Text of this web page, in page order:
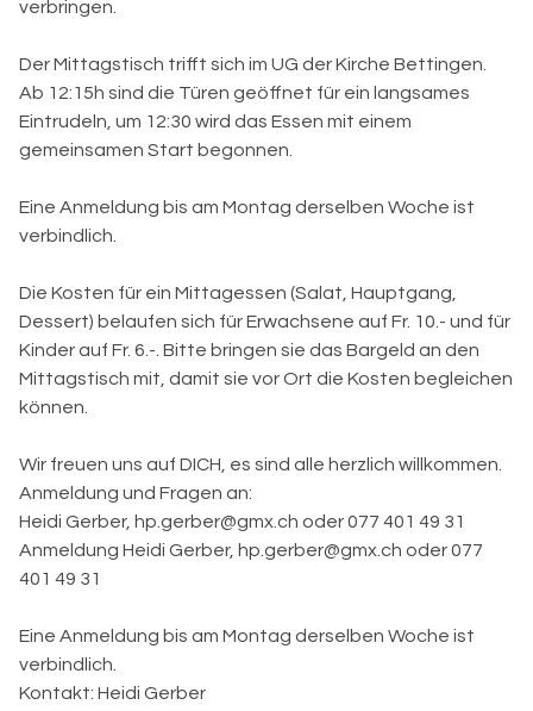
verbringen.
Der Mittagstisch trifft sich im UG der Kirche Bettingen.
Ab 12:15h sind die Türen geöffnet für ein langsames
Eintrudeln, um 12:30 wird das Essen mit einem
gemeinsamen Start begonnen.
Eine Anmeldung bis am Montag derselben Woche ist
verbindlich.
Die Kosten für ein Mittagessen (Salat, Hauptgang,
Dessert) belaufen sich für Erwachsene auf Fr. 10.- und für
Kinder auf Fr. 6.-. Bitte bringen sie das Bargeld an den
Mittagstisch mit, damit sie vor Ort die Kosten begleichen
können.
Wir freuen uns auf DICH, es sind alle herzlich willkommen.
Anmeldung und Fragen an:
Heidi Gerber, hp.gerber@gmx.ch oder 077 401 49 31
Anmeldung Heidi Gerber, hp.gerber@gmx.ch oder 077
401 49 31
Eine Anmeldung bis am Montag derselben Woche ist
verbindlich.
Kontakt: Heidi Gerber